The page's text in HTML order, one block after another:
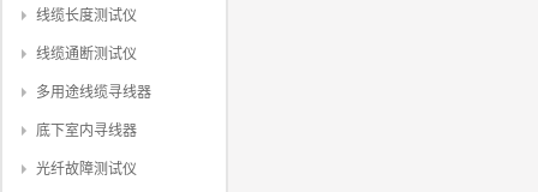
线缆长度测试仪
线缆通断测试仪
多用途线缆寻线器
底下室内寻线器
光纤故障测试仪